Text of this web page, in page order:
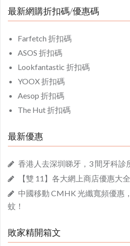
最新網購折扣碼/優惠碼
Farfetch 折扣碼
ASOS 折扣碼
Lookfantastic 折扣碼
YOOX 折扣碼
Aesop 折扣碼
The Hut 折扣碼
最新優惠
香港人去深圳睇牙，3 間牙科診
【雙 11】各大網上商店優惠大全
中國移動 CMHK 光纖寬頻優惠
蚊！
敗家精開箱文